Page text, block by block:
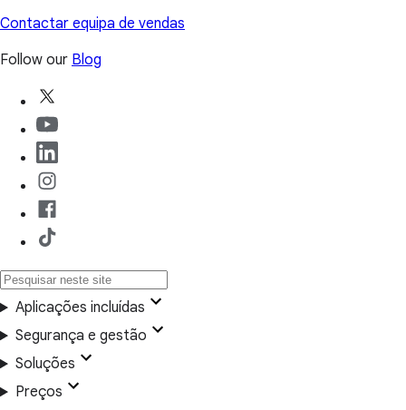
Contactar equipa de vendas
Follow our Blog
Aplicações incluídas
Segurança e gestão
Soluções
Preços